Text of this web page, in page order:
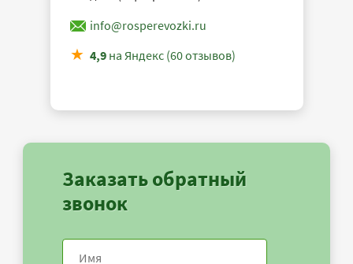
info@rosperevozki.ru
4,9на Яндекс (60 отзывов)
Заказать обратный
звонок